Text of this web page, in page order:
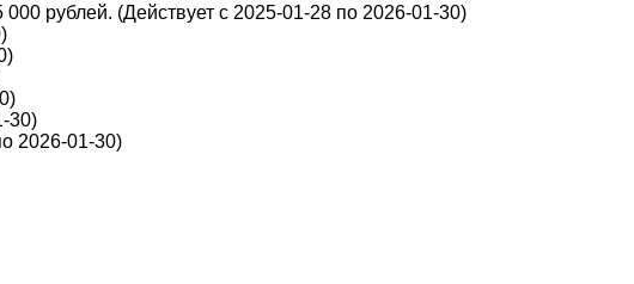
рублей. (Действует с 2025-01-28 по 2026-01-30)
30)
2026-01-30)